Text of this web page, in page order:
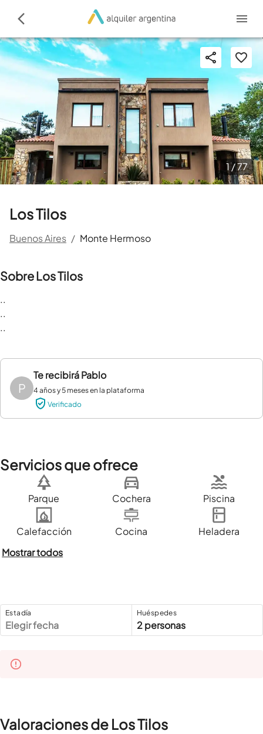
Los Tilos
Buenos Aires / Monte Hermoso
1 /77
Sobre Los Tilos
..
..
..
P
Te recibiráPablo
4 años y 5 meses en la plataforma
Verificado
Servicios que ofrece
Parque Cochera Piscina
Calefacción Cocina
Heladera
Mostrar todos
Estadía
Elegir fecha
Huéspedes
2 personas
Valoraciones de Los Tilos